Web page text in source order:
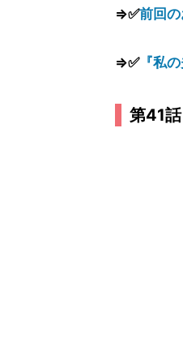
⇒✅前回
⇒✅『私
第41話